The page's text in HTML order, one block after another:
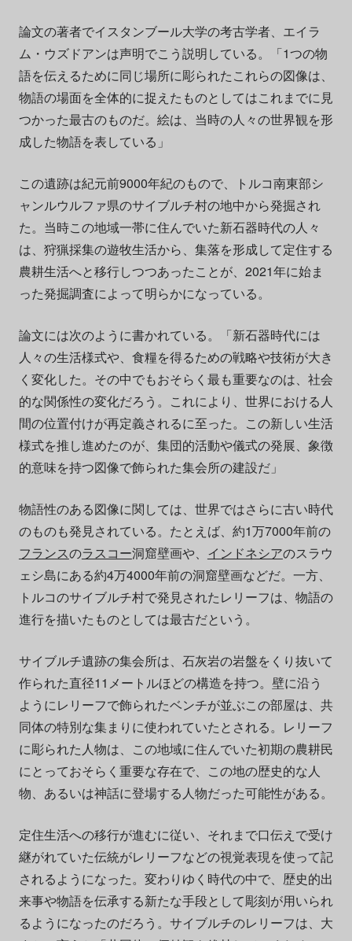
論文の著者でイスタンブール大学の考古学者、エイラ
ム・ウズドアンは声明でこう説明している。「1つの物
語を伝えるために同じ場所に彫られたこれらの図像は、
物語の場面を全体的に捉えたものとしてはこれまでに見
つかった最古のものだ。絵は、当時の人々の世界観を形
成した物語を表している」
この遺跡は紀元前9000年紀のもので、トルコ南東部シ
ャンルウルファ県のサイブルチ村の地中から発掘され
た。当時この地域一帯に住んでいた新石器時代の人々
は、狩猟採集の遊牧生活から、集落を形成して定住する
農耕生活へと移行しつつあったことが、2021年に始ま
った発掘調査によって明らかになっている。
論文には次のように書かれている。「新石器時代には
人々の生活様式や、食糧を得るための戦略や技術が大き
く変化した。その中でもおそらく最も重要なのは、社会
的な関係性の変化だろう。これにより、世界における人
間の位置付けが再定義されるに至った。この新しい生活
様式を推し進めたのが、集団的活動や儀式の発展、象徴
的意味を持つ図像で飾られた集会所の建設だ」
物語性のある図像に関しては、世界ではさらに古い時代
のものも発見されている。たとえば、約1万7000年前の
フランスのラスコー洞窟壁画や、 インドネシアのスラウ
ェシ島にある約4万4000年前の洞窟壁画などだ。一方、
トルコのサイブルチ村で発見されたレリーフは、物語の
進行を描いたものとしては最古だという。
サイブルチ遺跡の集会所は、石灰岩の岩盤をくり抜いて
作られた直径11メートルほどの構造を持つ。壁に沿う
ようにレリーフで飾られたベンチが並ぶこの部屋は、共
同体の特別な集まりに使われていたとされる。レリーフ
に彫られた人物は、この地域に住んでいた初期の農耕民
にとっておそらく重要な存在で、この地の歴史的な人
物、あるいは神話に登場する人物だった可能性がある。
定住生活への移行が進むに従い、それまで口伝えで受け
継がれていた伝統がレリーフなどの視覚表現を使って記
されるようになった。変わりゆく時代の中で、歴史的出
来事や物語を伝承する新たな手段として彫刻が用いられ
るようになったのだろう。サイブルチのレリーフは、大